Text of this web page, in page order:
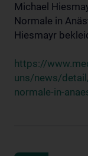
Michael
Normale in
Hiesmayr
https://
uns/news/
normale-in-